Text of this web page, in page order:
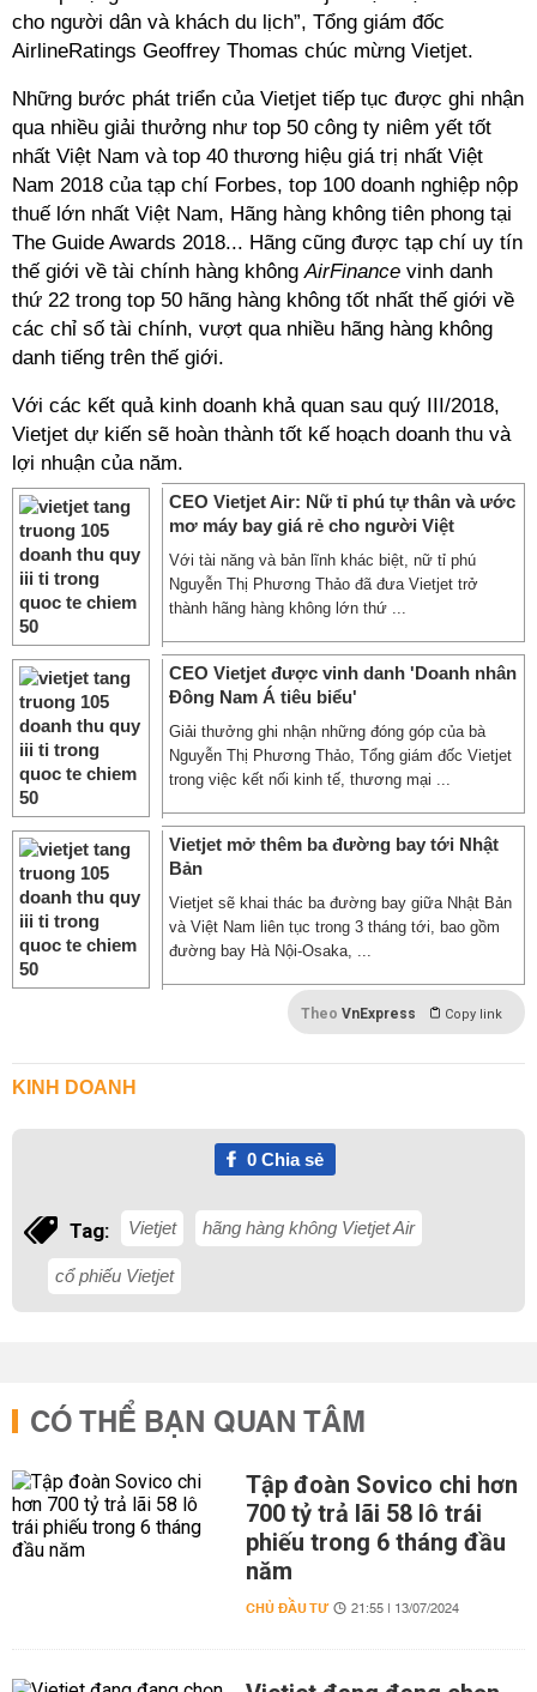
cho người dân và khách du lịch”, Tổng giám đốc
AirlineRatings Geoffrey Thomas chúc mừng Vietjet.
Những bước phát triển của Vietjet tiếp tục được ghi nhận
qua nhiều giải thưởng như top 50 công ty niêm yết tốt
nhất Việt Nam và top 40 thương hiệu giá trị nhất Việt
Nam 2018 của tạp chí Forbes, top 100 doanh nghiệp nộp
thuế lớn nhất Việt Nam, Hãng hàng không tiên phong tại
The Guide Awards 2018... Hãng cũng được tạp chí uy tín
thế giới về tài chính hàng khôngAirFinance vinh danh
thứ 22 trong top 50 hãng hàng không tốt nhất thế giới về
các chỉ số tài chính, vượt qua nhiều hãng hàng không
danh tiếng trên thế giới.
Với các kết quả kinh doanh khả quan sau quý III/2018,
Vietjet dự kiến sẽ hoàn thành tốt kế hoạch doanh thu và
lợi nhuận của năm.
CEO Vietjet Air: Nữ tỉ phú tự thân và ước
mơ máy bay giá rẻ cho người Việt
Với tài năng và bản lĩnh khác biệt, nữ tỉ phú
Nguyễn Thị Phương Thảo đã đưa Vietjet trở
thành hãng hàng không lớn thứ ...
CEO Vietjet được vinh danh 'Doanh nhân
Đông Nam Á tiêu biểu'
Giải thưởng ghi nhận những đóng góp của bà
Nguyễn Thị Phương Thảo, Tổng giám đốc Vietjet
trong việc kết nối kinh tế, thương mại ...
Vietjet mở thêm ba đường bay tới Nhật
Bản
Vietjet sẽ khai thác ba đường bay giữa Nhật Bản
và Việt Nam liên tục trong 3 tháng tới, bao gồm
đường bay Hà Nội-Osaka, ...
Theo VnExpress Copy link
KINH DOANH
0Chia sẻ
Tag: Vietjet hãng hàng không Vietjet Air
cổ phiếu Vietjet
CÓ THỂ BẠN QUAN TÂM
Tập đoàn Sovico chi hơn
700 tỷ trả lãi 58 lô trái
phiếu trong 6 tháng đầu
năm
CHỦ ĐẦU TƯ 21:55 | 13/07/2024